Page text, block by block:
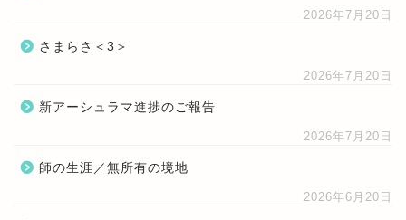
2026年7月20日
さまらさ＜3＞
2026年7月20日
新アーシュラマ進捗のご報告
2026年7月20日
師の生涯／無所有の境地
2026年6月20日